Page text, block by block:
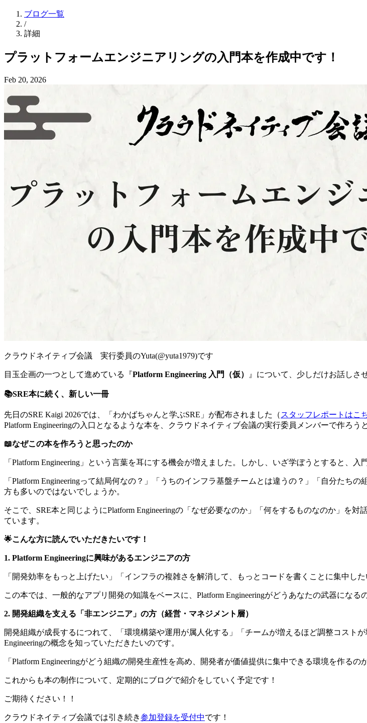
ブログ一覧
/
詳細
プラットフォームエンジニアリングの入門本を作成中です！
Feb 20, 2026
クラウドネイティブ会議 実行委員のYuta(@yuta1979)です
目玉企画の一つとして進めている『Platform Engineering 入門（仮） 』について、少しだけお話しさ
📚SRE本に続く、新しい一冊
先日のSRE Kaigi 2026では、「わかばちゃんと学ぶSRE」が配布されました（ スタッフレポートはこ
Platform Engineeringの入口となるような本を、クラウドネイティブ会議の実行委員メンバーで作ろう
📖なぜこの本を作ろうと思ったのか
「Platform Engineering」という言葉を耳にする機会が増えました。しかし、いざ学ぼうとすると、
「Platform Engineeringって結局何なの？」「うちのインフラ基盤チームとは違うの？」「自分た
方も多いのではないでしょうか。
そこで、SRE本と同じようにPlatform Engineeringの「なぜ必要なのか」「何をするものなのか」を
ています。
🌟こんな方に読んでいただきたいです！
1. Platform Engineeringに興味があるエンジニアの方
「開発効率をもっと上げたい」「インフラの複雑さを解消して、もっとコードを書くことに集中し
この本では、一般的なアプリ開発の知識をベースに、Platform Engineeringがどうあなたの武器になる
2. 開発組織を支える「非エンジニア」の方（経営・マネジメント層）
開発組織が成長するにつれて、「環境構築や運用が属人化する」「チームが増えるほど調整コス
Engineeringの概念を知っていただきたいのです。
「Platform Engineeringがどう組織の開発生産性を高め、開発者が価値提供に集中できる環境を作るの
これからも本の制作について、定期的にブログで紹介をしていく予定です！
ご期待ください！！
クラウドネイティブ会議では引き続き参加登録を受付中です！